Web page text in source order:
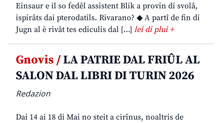
Einsaur e il so fedêl assistent Blik a provin di svolâ,
ispirâts dai pterodatils. Rivarano? ◆ A partî de fin di
Jugn al è rivât tes ediculis dal […] lei di plui +
Gnovis /LA PATRIE DAL FRIÛL AL
SALON DAL LIBRI DI TURIN 2026
Redazion
Dai 14 ai 18 di Mai no steit a cirînus, noaltris de